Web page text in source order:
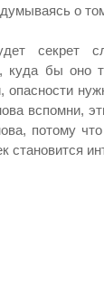
о
секрет
куда бы оно
опасности
вспомни,
потому
становится